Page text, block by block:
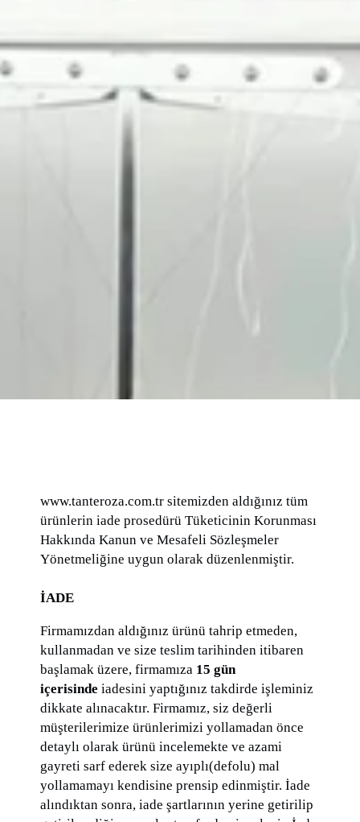
www.tanteroza.com.tr sitemizden aldığınız tüm
ürünlerin iade prosedürü Tüketicinin Korunması
Hakkında Kanun ve Mesafeli Sözleşmeler
Yönetmeliğine uygun olarak düzenlenmiştir.
İADE
Firmamızdan aldığınız ürünü tahrip etmeden,
kullanmadan ve size teslim tarihinden itibaren
başlamak üzere, firmamıza 15 gün
içerisinde iadesini yaptığınız takdirde işleminiz
dikkate alınacaktır. Firmamız, siz değerli
müşterilerimize ürünlerimizi yollamadan önce
detaylı olarak ürünü incelemekte ve azami
gayreti sarf ederek size ayıplı(defolu) mal
yollamamayı kendisine prensip edinmiştir. İade
alındıktan sonra, iade şartlarının yerine getirilip